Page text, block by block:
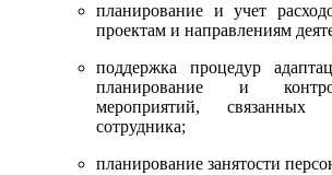
планирование и учет
проектам и направлениям
поддержка процедур
планирование и
мероприятий,
сотрудника;
планирование занятости